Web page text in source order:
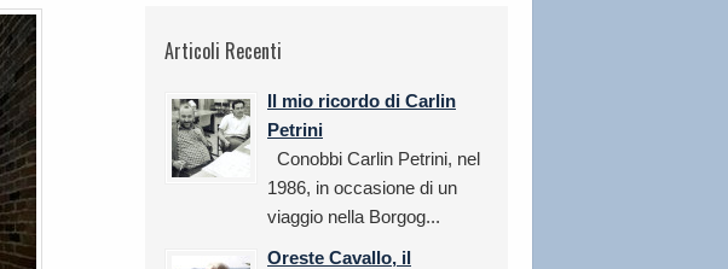
Articoli Recenti
Il mio ricordo di Carlin
Petrini
Conobbi Carlin Petrini, nel
1986, in occasione di un
viaggio nella Borgog...
Oreste Cavallo, il